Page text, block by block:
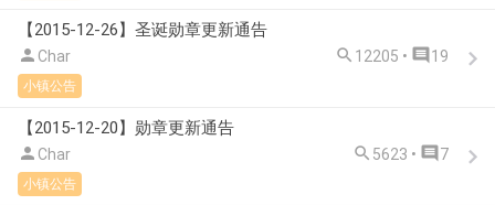
【2015-12-26】圣诞勋章更新通告
 Char  12205 •  19
小镇公告
【2015-12-20】勋章更新通告
 Char  5623 •  7
小镇公告